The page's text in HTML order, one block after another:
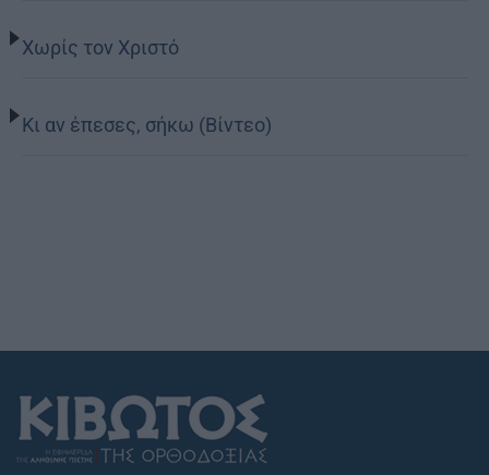
Χωρίς τον Χριστό
Κι αν έπεσες, σήκω (Βίντεο)